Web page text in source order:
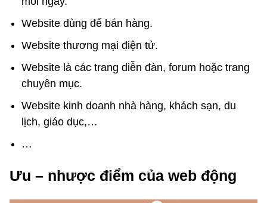
Website dùng để bán hàng.
Website thương mại điện tử.
Website là các trang diễn đàn, forum hoặc trang
chuyên mục.
Website kinh doanh nhà hàng, khách sạn, du
lịch, giáo dục,…
…
Ưu – nhược điểm của web động